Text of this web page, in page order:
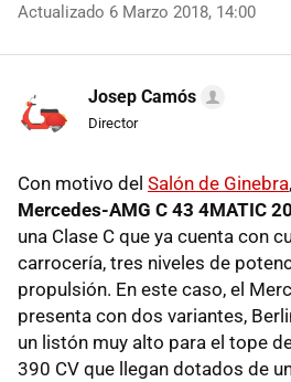
Actualizado 6 Marzo 2018, 14:00
Josep Camós
Director
Con motivo del Salón de Ginebra
Mercedes-AMG C 43 4MATIC
una Clase C que ya cuenta con
carrocería, tres niveles de
propulsión. En este caso, el
presenta con dos variantes,
un listón muy alto para el tope
390 CV que llegan dotados de